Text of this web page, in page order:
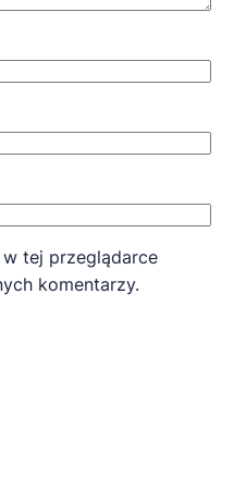
tej przeglądarce
komentarzy.